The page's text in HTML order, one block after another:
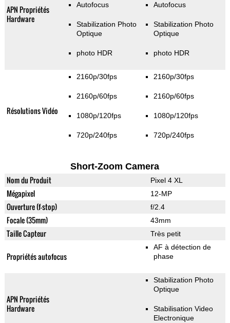
APN Propriétés
Hardware
Autofocus
Stabilization Photo
Optique
photo HDR
Autofocus
Stabilization Photo
Optique
photo HDR
Résolutions Vidéo
2160p/30fps
2160p/60fps
1080p/120fps
720p/240fps
2160p/30fps
2160p/60fps
1080p/120fps
720p/240fps
Short-Zoom Camera
Nom du Produit Pixel 4 XL
Mégapixel 12-MP
Ouverture (f-stop) f/2.4
Focale (35mm) 43mm
Taille Capteur Très petit
Propriétés autofocus
AF à détection de
phase
APN Propriétés
Hardware
Stabilization Photo
Optique
Stabilisation Video
Electronique